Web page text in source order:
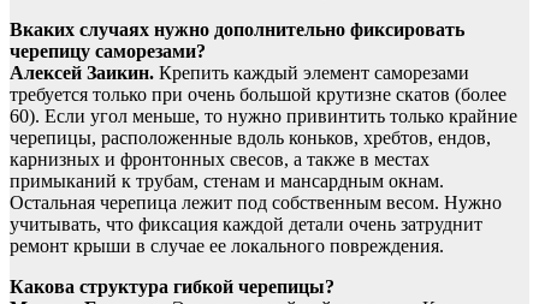
Вкаких случаях нужно дополнительно фиксировать
черепицу саморезами?
Алексей Заикин. Крепить каждый элемент саморезами
требуется только при очень большой крутизне скатов (более
60). Если угол меньше, то нужно привинтить только крайние
черепицы, расположенные вдоль коньков, хребтов, ендов,
карнизных и фронтонных свесов, а также в местах
примыканий к трубам, стенам и мансардным окнам.
Остальная черепица лежит под собственным весом. Нужно
учитывать, что фиксация каждой детали очень затруднит
ремонт крыши в случае ее локального повреждения.
Какова структура гибкой черепицы?